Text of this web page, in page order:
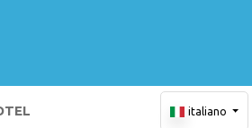
italiano